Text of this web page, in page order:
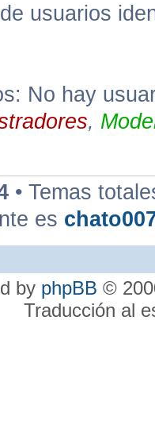
usuarios
No hay
,
• Temas
es
by phpBB ©
Traducción al